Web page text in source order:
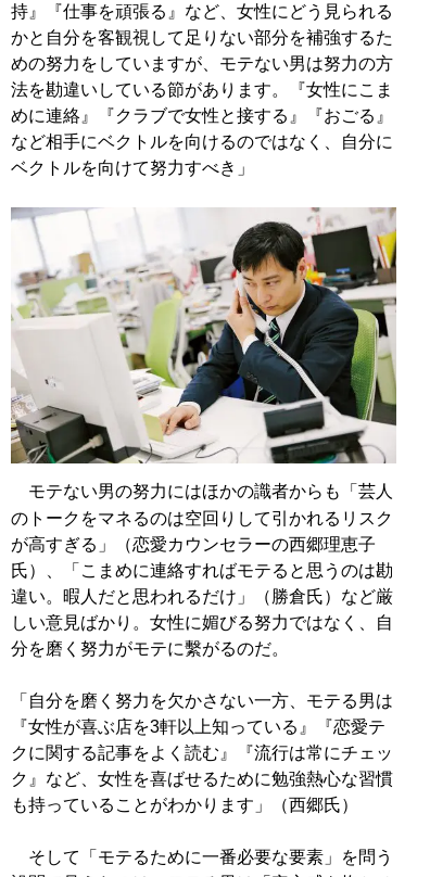
持』『仕事を頑張る』など、女性にどう見られる
かと自分を客観視して足りない部分を補強するた
めの努力をしていますが、モテない男は努力の方
法を勘違いしている節があります。『女性にこま
めに連絡』『クラブで女性と接する』『おごる』
など相手にベクトルを向けるのではなく、自分に
ベクトルを向けて努力すべき」
モテない男の努力にはほかの識者からも「芸人
のトークをマネるのは空回りして引かれるリスク
が高すぎる」（恋愛カウンセラーの西郷理恵子
氏）、「こまめに連絡すればモテると思うのは勘
違い。暇人だと思われるだけ」（勝倉氏）など厳
しい意見ばかり。女性に媚びる努力ではなく、自
分を磨く努力がモテに繫がるのだ。
「自分を磨く努力を欠かさない一方、モテる男は
『女性が喜ぶ店を3軒以上知っている』『恋愛テ
クに関する記事をよく読む』『流行は常にチェッ
ク』など、女性を喜ばせるために勉強熱心な習慣
も持っていることがわかります」（西郷氏）
そして「モテるために一番必要な要素」を問う